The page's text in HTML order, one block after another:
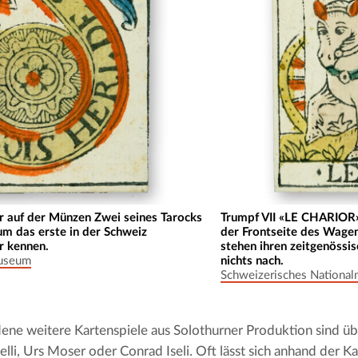
auf der Münzen Zwei seines Tarocks
das erste in der Schweiz
kennen.
Trumpf VII «LE
der Frontseite des
stehen ihren
nichts nach.
Schweizerisches
weitere Kartenspiele aus Solothurner Produktion sind
Urs Moser oder Conrad Iseli. Oft lässt sich anhand der